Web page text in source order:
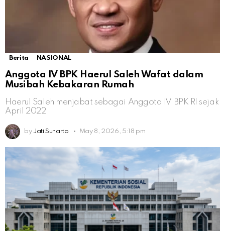
Berita NASIONAL
Anggota IV BPK Haerul Saleh Wafat dalam
Musibah Kebakaran Rumah
Haerul Saleh menjabat sebagai Anggota IV BPK RI sejak
April 2022
by Jati Sunarto May 8, 2026, 5:18 pm